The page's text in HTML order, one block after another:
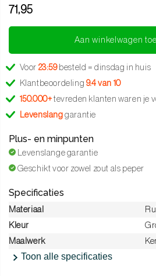
Translation missing:
71,95
Aan winkelwagen
Voor 23:59besteld = dinsdag in huis
Klantbeoordeling 9.4 van 10
150.000+tevreden klanten waren je
Levenslang garantie
Plus- en minpunten
Levenslange garantie
Geschikt voor zowel zout als peper
Specificaties
Materiaal
Kleur
Maalwerk
Toon alle specificaties